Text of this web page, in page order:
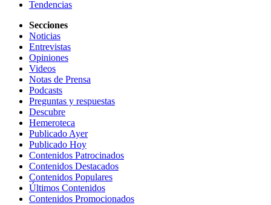
Tendencias
Secciones
Noticias
Entrevistas
Opiniones
Videos
Notas de Prensa
Podcasts
Preguntas y respuestas
Descubre
Hemeroteca
Publicado Ayer
Publicado Hoy
Contenidos Patrocinados
Contenidos Destacados
Contenidos Populares
Últimos Contenidos
Contenidos Promocionados